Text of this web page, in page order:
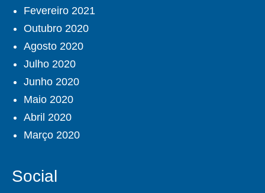
Fevereiro 2021
Outubro 2020
Agosto 2020
Julho 2020
Junho 2020
Maio 2020
Abril 2020
Março 2020
Social